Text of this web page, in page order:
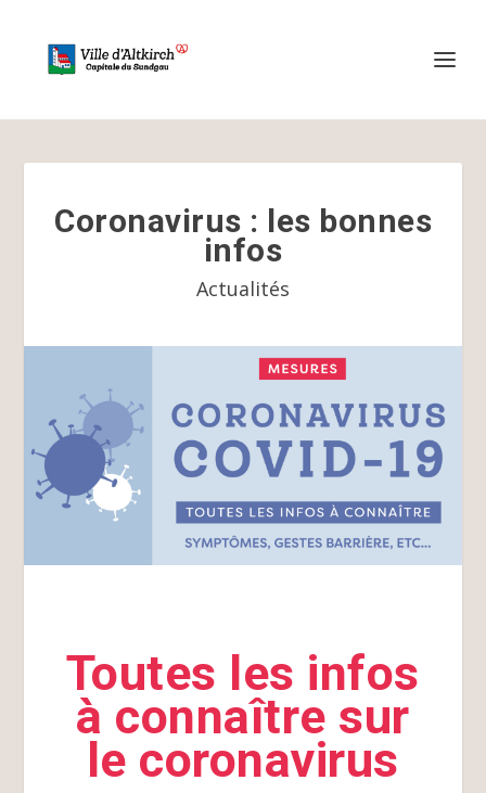
Coronavirus : les bonnes
infos
Actualités
Toutes les infos
à connaître sur
le coronavirus